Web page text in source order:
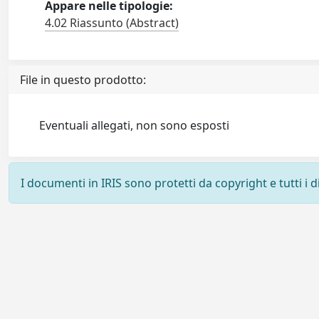
Appare nelle tipologie:
4.02 Riassunto (Abstract)
File in questo prodotto:
Eventuali allegati, non sono esposti
I documenti in IRIS sono protetti da copyright e tutti i